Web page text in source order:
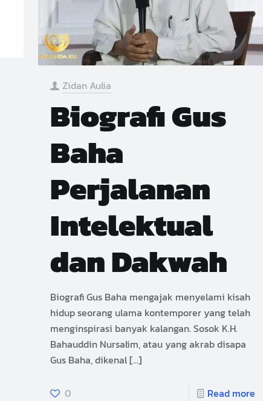
Zidan Aulia
Biografi Gus
Baha
Perjalanan
Intelektual
dan Dakwah
Biografi Gus Baha mengajak menyelami kisah
hidup seorang ulama kontemporer yang telah
menginspirasi banyak kalangan. Sosok K.H.
Bahauddin Nursalim, atau yang akrab disapa
Gus Baha, dikenal[…]
0 Read more